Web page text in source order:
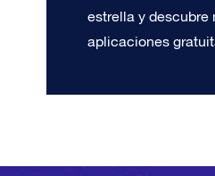
estrella y descubre
aplicaciones